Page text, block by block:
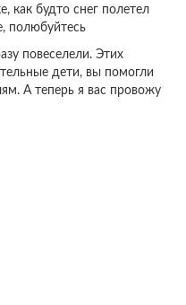
как будто снег полетел
полюбуйтесь
повеселели. Этих
дети, вы помогли
А теперь я вас провожу